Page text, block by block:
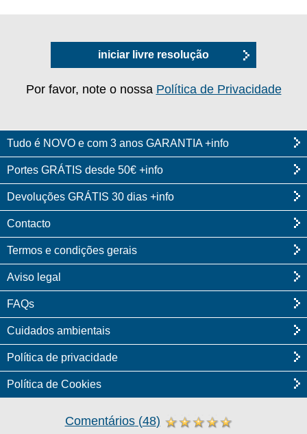
iniciar livre resolução
Por favor, note o nossa Política de Privacidade
Tudo é NOVO e com 3 anos GARANTIA +info
Portes GRÁTIS desde 50€ +info
Devoluções GRÁTIS 30 dias +info
Contacto
Termos e condições gerais
Aviso legal
FAQs
Cuidados ambientais
Política de privacidade
Política de Cookies
Comentários(48)